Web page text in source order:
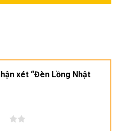
xét “Đèn Lồng Nhật